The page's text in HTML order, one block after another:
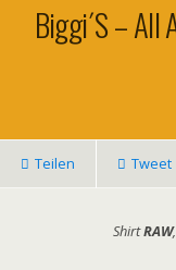
Biggi´s – All
Teilen Tweet
ShirtRAW